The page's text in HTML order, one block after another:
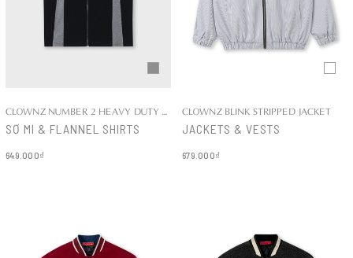
SƠ MI & FLANNEL SHIRTS
649.000₫
CLOWNZ BLINK STRIPPED JACKET
JACKETS & VESTS
679.000₫